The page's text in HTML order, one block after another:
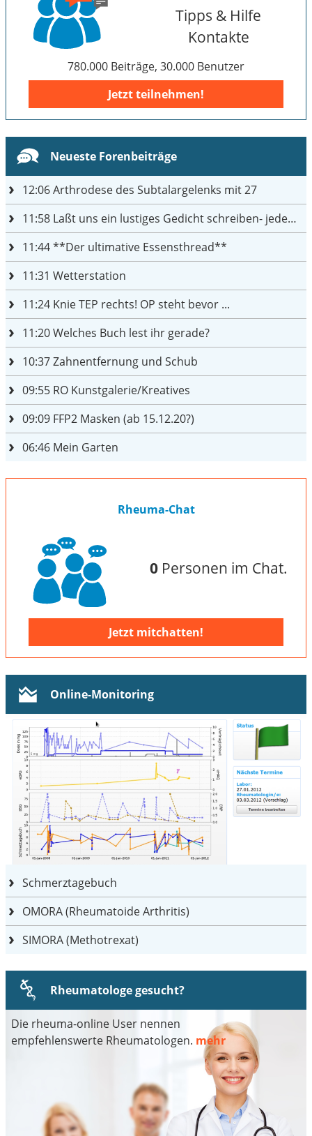
Tipps & Hilfe
Kontakte
780.000 Beiträge, 30.000 Benutzer
Jetzt teilnehmen!
Neueste Forenbeiträge
12:06Arthrodese des Subtalargelenks mit 27
11:58 Laßt uns ein lustiges Gedicht schreiben- jeder einen Satz
11:44**Der ultimative Essensthread**
11:31 Wetterstation
11:24 Knie TEP rechts! OP steht bevor ...
11:20Welches Buch lest ihr gerade?
10:37Zahnentfernung und Schub
09:55 RO Kunstgalerie/Kreatives
09:09 FFP2 Masken (ab 15.12.20?)
06:46 Mein Garten
Rheuma-Chat
0Personen im Chat.
Jetzt mitchatten!
Online-Monitoring
Schmerztagebuch
OMORA (Rheumatoide Arthritis)
SIMORA (Methotrexat)
Rheumatologe gesucht?
Die rheuma-online User nennen
empfehlenswerte Rheumatologen. mehr